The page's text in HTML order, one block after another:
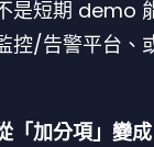
是短期 demo
控/告警平台、
「加分項」變